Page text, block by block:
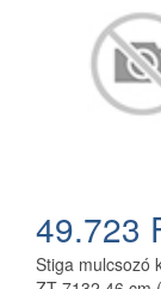
49.723
Stiga mulcsozó